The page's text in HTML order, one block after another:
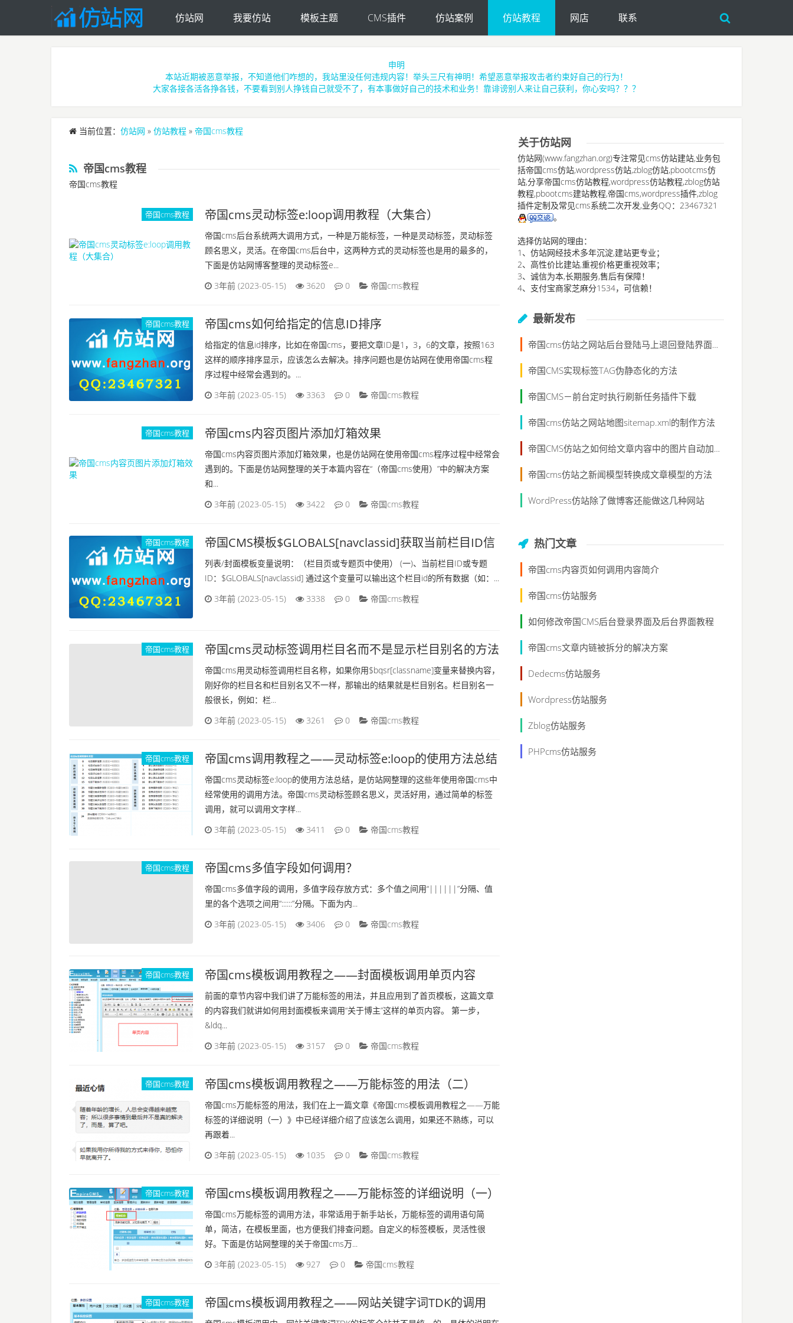
仿站网 我要仿站 模板主题 CMS插件 仿站案例 仿站教程 网店 联系
申明
本站近期被恶意举报，不知道他们咋想的，我站里没任何违规内容！举头三尺有神明！希望恶意举报攻击者约束好自己的行为！
大家各接各活各挣各钱，不要看到别人挣钱自己就受不了，有本事做好自己的技术和业务！靠诽谤别人来让自己获利，你心安吗？？？
当前位置： 仿站网 » 仿站教程 » 帝国cms教程
帝国cms教程
帝国cms教程
帝国cms教程 帝国cms灵动标签e:loop调用教程（大集合）
帝国cms后台系统两大调用方式，一种是万能标签，一种是灵动标签，灵动标签
顾名思义，灵活。在帝国cms后台中，这两种方式的灵动标签也是用的最多的，
下面是仿站网博客整理的灵动标签e...
3年前 (2023-05-15)
3620 0 帝国cms教程
帝国cms教程 帝国cms如何给指定的信息ID排序
给指定的信息id排序，比如在帝国cms，要把文章ID是1，3，6的文章，按照163
这样的顺序排序显示，应该怎么去解决。排序问题也是仿站网在使用帝国cms程
序过程中经常会遇到的。...
3年前 (2023-05-15)
3363 0 帝国cms教程
帝国cms教程 帝国cms内容页图片添加灯箱效果
帝国cms内容页图片添加灯箱效果，也是仿站网在使用帝国cms程序过程中经常会
遇到的。下面是仿站网整理的关于本篇内容在“（帝国cms使用）”中的解决方案
和...
3年前 (2023-05-15)
3422 0 帝国cms教程
帝国cms教程
帝国CMS模板$GLOBALS[navclassid]获取当前栏目ID信
息用法详解
列表/封面模板变量说明：（栏目页或专题页中使用） (一)、当前栏目ID或专题
ID：$GLOBALS[navclassid] 通过这个变量可以输出这个栏目id的所有数据（如：...
3年前 (2023-05-15)
3338 0 帝国cms教程
帝国cms教程 帝国cms灵动标签调用栏目名而不是显示栏目别名的方法
帝国cms用灵动标签调用栏目名称，如果你用$bqsr[classname]变量来替换内容，
刚好你的栏目名和栏目别名又不一样，那输出的结果就是栏目别名。栏目别名一
般很长，例如：栏...
3年前 (2023-05-15)
3261 0 帝国cms教程
帝国cms教程 帝国cms调用教程之——灵动标签e:loop的使用方法总结
帝国cms灵动标签e:loop的使用方法总结，是仿站网整理的这些年使用帝国cms中
经常使用的调用方法。帝国cms灵动标签顾名思义，灵活好用，通过简单的标签
调用，就可以调用文字样...
3年前 (2023-05-15)
3411 0 帝国cms教程
帝国cms教程 帝国cms多值字段如何调用？
帝国cms多值字段的调用，多值字段存放方式：多个值之间用“||||||”分隔、值
里的各个选项之间用“::::::”分隔。下面为内...
3年前 (2023-05-15)
3406 0 帝国cms教程
前面的章节内容中我们讲了万能标签的用法，并且应用到了首页模板，这篇文章
的内容我们就讲如何用封面模板来调用“关于博主”这样的单页内容。 第一步，
&ldq...
3年前 (2023-05-15)
帝国cms万能标签的用法，我们在上一篇文章《帝国cms模板调用教程之——万能
标签的详细说明（一）》中已经详细介绍了应该怎么调用，如果还不熟练，可以
再跟着...
3年前 (2023-05-15)
帝国cms万能标签的调用方法，非常适用于新手站长，万能标签的调用语句简
单，简洁，在模板里面，也方便我们排查问题。自定义的标签模板，灵活性很
好。下面是仿站网整理的关于帝国cms万...
3年前 (2023-05-15)
927 0
帝国cms模板调用中，网站关键字词TDK的标签全站并不是统一的，具体的说明在
关于仿站网
仿站网(www.fangzhan.org)专注常见cms仿站建站,业务包
括帝国cms仿站,wordpress仿站,zblog仿站,pbootcms仿
站,分享帝国cms仿站教程,wordpress仿站教程,zblog仿站
教程,pbootcms建站教程,帝国cms,wordpress插件,zblog
插件定制及常见cms系统二次开发,业务QQ：23467321
。
选择仿站网的理由：
1、仿站网经技术多年沉淀,建站更专业；
2、高性价比建站,重视价格更重视效率；
3、诚信为本,长期服务,售后有保障！
4、支付宝商家芝麻分1534，可信赖！
最新发布
帝国cms仿站之网站后台登陆马上退回登陆界面，并提示“未登录”的解决办法
帝国CMS实现标签TAG伪静态化的方法
帝国CMS－前台定时执行刷新任务插件下载
帝国cms仿站之网站地图sitemap.xml的制作方法
帝国CMS仿站之如何给文章内容中的图片自动加alt属性
帝国cms仿站之新闻模型转换成文章模型的方法
WordPress仿站除了做博客还能做这几种网站
热门文章
帝国cms内容页如何调用内容简介
帝国cms仿站服务
如何修改帝国CMS后台登录界面及后台界面教程
帝国cms文章内链被拆分的解决方案
Dedecms仿站服务
Wordpress仿站服务
Zblog仿站服务
PHPcms仿站服务